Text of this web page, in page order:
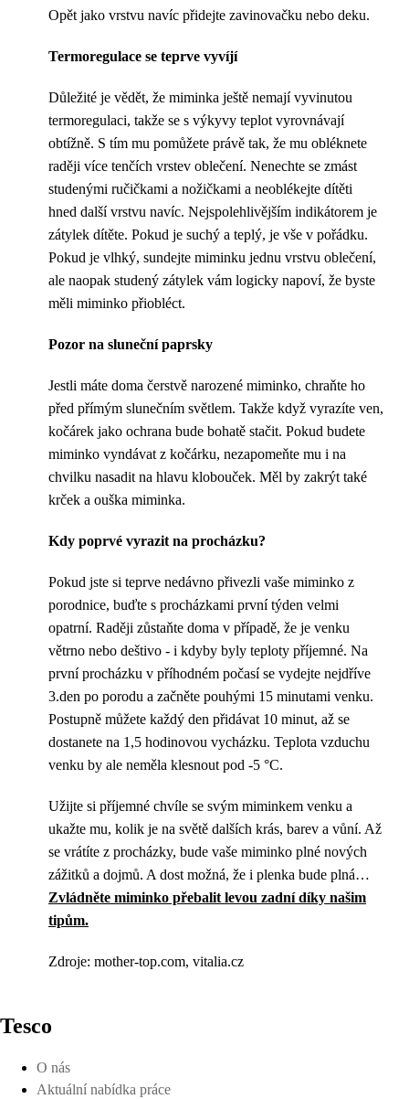
Opět jako vrstvu navíc přidejte zavinovačku nebo deku.
Termoregulace se teprve vyvíjí
Důležité je vědět, že miminka ještě nemají vyvinutou
termoregulaci, takže se s výkyvy teplot vyrovnávají
obtížně. S tím mu pomůžete právě tak, že mu obléknete
raději více tenčích vrstev oblečení. Nenechte se zmást
studenými ručičkami a nožičkami a neoblékejte dítěti
hned další vrstvu navíc. Nejspolehlivějším indikátorem je
zátylek dítěte. Pokud je suchý a teplý, je vše v pořádku.
Pokud je vlhký, sundejte miminku jednu vrstvu oblečení,
ale naopak studený zátylek vám logicky napoví, že byste
měli miminko přiobléct.
Pozor na sluneční paprsky
Jestli máte doma čerstvě narozené miminko, chraňte ho
před přímým slunečním světlem. Takže když vyrazíte ven,
kočárek jako ochrana bude bohatě stačit. Pokud budete
miminko vyndávat z kočárku, nezapomeňte mu i na
chvilku nasadit na hlavu klobouček. Měl by zakrýt také
krček a ouška miminka.
Kdy poprvé vyrazit na procházku?
Pokud jste si teprve nedávno přivezli vaše miminko z
porodnice, buďte s procházkami první týden velmi
opatrní. Raději zůstaňte doma v případě, že je venku
větrno nebo deštivo - i kdyby byly teploty příjemné. Na
první procházku v příhodném počasí se vydejte nejdříve
3.den po porodu a začněte pouhými 15 minutami venku.
Postupně můžete každý den přidávat 10 minut, až se
dostanete na 1,5 hodinovou vycházku. Teplota vzduchu
venku by ale neměla klesnout pod -5 °C.
Užijte si příjemné chvíle se svým miminkem venku a
ukažte mu, kolik je na světě dalších krás, barev a vůní. Až
se vrátíte z procházky, bude vaše miminko plné nových
zážitků a dojmů. A dost možná, že i plenka bude plná…
Zvládněte miminko přebalit levou zadní díky našim
tipům.
Zdroje: mother-top.com, vitalia.cz
Tesco
O nás
Aktuální nabídka práce